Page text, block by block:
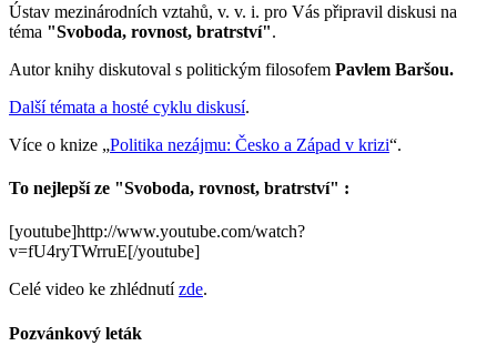
Ústav mezinárodních vztahů, v. v. i. pro Vás připravil diskusi na
téma "Svoboda, rovnost, bratrství".
Autor knihy diskutoval s politickým filosofem Pavlem Baršou.
Další témata a hosté cyklu diskusí.
Více o knize „Politika nezájmu: Česko a Západ v krizi“.
To nejlepší ze "Svoboda, rovnost, bratrství" :
[youtube]http://www.youtube.com/watch?
v=fU4ryTWrruE[/youtube]
Celé video ke zhlédnutízde.
Pozvánkový leták